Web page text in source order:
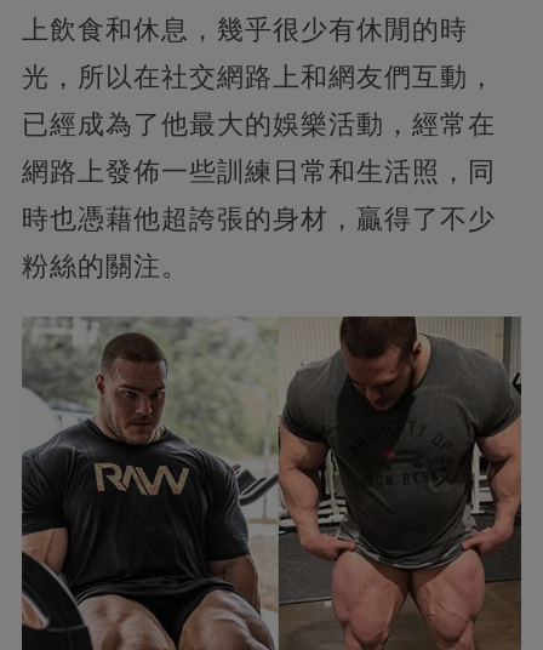
上飲食和休息，幾乎很少有休閒的時
光，所以在社交網路上和網友們互動，
已經成為了他最大的娛樂活動，經常在
網路上發佈一些訓練日常和生活照，同
時也憑藉他超誇張的身材，贏得了不少
粉絲的關注。